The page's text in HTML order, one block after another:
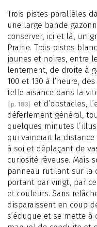
Trois pistes parallèles
une large bande
conserver, ici et là, un
Prairie. Trois pistes
jaunes et noires, entre
lentement, de droite à
100 et 130 à l’heure,
telle aisance dans la
[p. 183] et d’obstacles,
déferlement général,
quelques minutes
qui vaincrait la distance
à soi et déplaçant de
curiosité rêveuse. Mais
panneau rutilant sur la
portant par vingt, par
et couleurs. Sans
disparaissent en coup
s’éduque et se mette à